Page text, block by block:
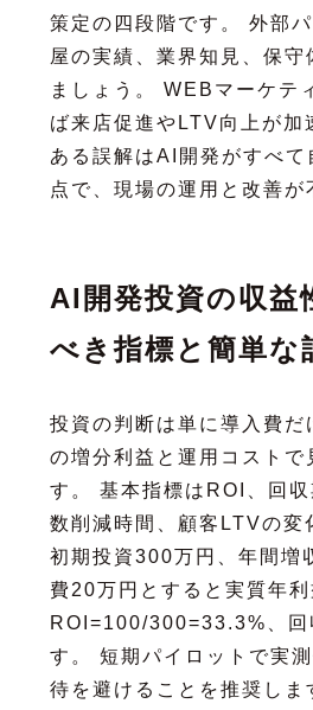
策定の四段階です。 外部
屋の実績、業界知見、保
ましょう。 WEBマーケテ
ば来店促進やLTV向上が加
ある誤解はAI開発がすべて
点で、現場の運用と改善が
AI開発投資の収益
べき指標と簡単な
投資の判断は単に導入費だ
の増分利益と運用コストで
す。 基本指標はROI、回
数削減時間、顧客LTVの変
初期投資300万円、年間増
費20万円とすると実質年利
ROI=100/300=33.3%、回
す。 短期パイロットで実
待を避けることを推奨しま